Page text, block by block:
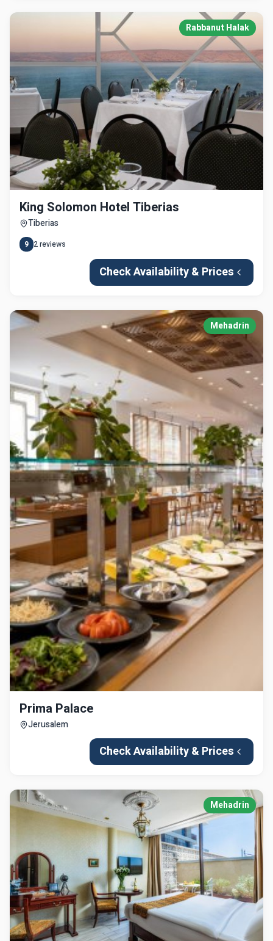
Rabbanut Halak
King Solomon Hotel Tiberias
Tiberias
9 2reviews
Check Availability & Prices
Mehadrin
Prima Palace
Jerusalem
Check Availability & Prices
Mehadrin